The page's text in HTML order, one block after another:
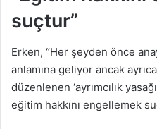
suçtur”
Erken, “Her şeyden önce
anlamına geliyor ancak
düzenlenen ‘ayrımcılık
eğitim hakkını engellemek